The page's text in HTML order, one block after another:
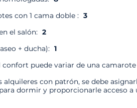
con 1 cama doble : 3
el salón: 2
+ ducha): 1
confort puede variar de una
alquileres con patrón, se debe
dormir y proporcionarle acceso a